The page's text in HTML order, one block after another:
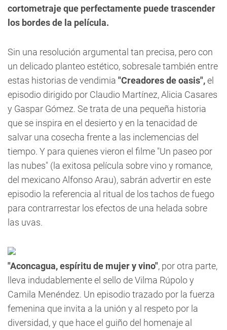
cortometraje que perfectamente puede trascender
los bordes de la película.
Sin una resolución argumental tan precisa, pero con
un delicado planteo estético, sobresale también entre
estas historias de vendimia "Creadores de oasis",el
episodio dirigido por Claudio Martínez, Alicia Casares
y Gaspar Gómez. Se trata de una pequeña historia
que se inspira en el desierto y en la tenacidad de
salvar una cosecha frente a las inclemencias del
tiempo. Y para quienes vieron el filme "Un paseo por
las nubes" (la exitosa película sobre vino y romance,
del mexicano Alfonso Arau), sabrán advertir en este
episodio la referencia al ritual de los tachos de fuego
para contrarrestar los efectos de una helada sobre
las uvas.
"Aconcagua, espíritu de mujer y vino", por otra parte,
lleva indudablemente el sello de Vilma Rúpolo y
Camila Menéndez. Un episodio trazado por la fuerza
femenina que invita a la unión y al respeto por la
diversidad, y que hace el guiño del homenaje al